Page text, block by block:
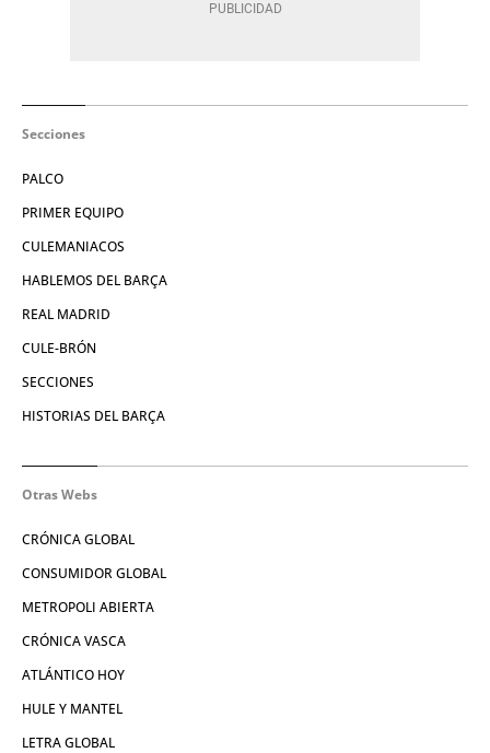
Secciones
PALCO
PRIMER EQUIPO
CULEMANIACOS
HABLEMOS DEL BARÇA
REAL MADRID
CULE-BRÓN
SECCIONES
HISTORIAS DEL BARÇA
Otras Webs
CRÓNICA GLOBAL
CONSUMIDOR GLOBAL
METROPOLI ABIERTA
CRÓNICA VASCA
ATLÁNTICO HOY
HULE Y MANTEL
LETRA GLOBAL